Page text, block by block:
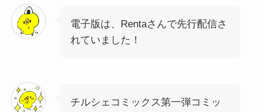
電子版は、Rentaさんで先行配信さ
れていました！
チルシェコミックス第一弾コミッ